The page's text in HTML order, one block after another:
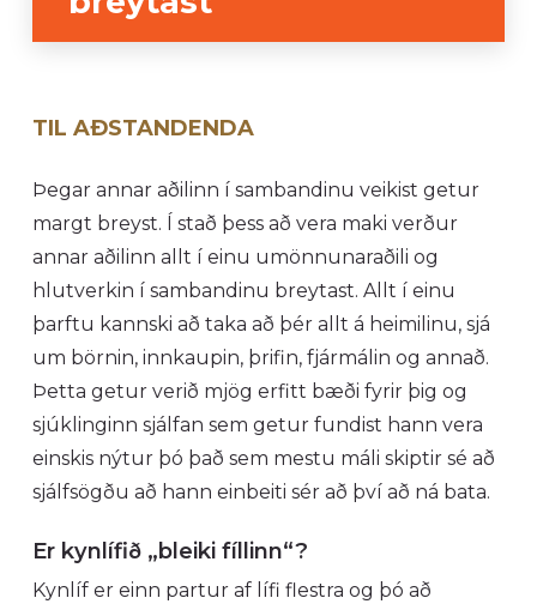
TIL AÐSTANDENDA
Þegar annar aðilinn í sambandinu veikist getur
margt breyst. Í stað þess að vera maki verður
annar aðilinn allt í einu umönnunaraðili og
hlutverkin í sambandinu breytast. Allt í einu
þarftu kannski að taka að þér allt á heimilinu, sjá
um börnin, innkaupin, þrifin, fjármálin og annað.
Þetta getur verið mjög erfitt bæði fyrir þig og
sjúklinginn sjálfan sem getur fundist hann vera
einskis nýtur þó það sem mestu máli skiptir sé að
sjálfsögðu að hann einbeiti sér að því að ná bata.
Er kynlífið „bleiki fíllinn“?
Kynlíf er einn partur af lífi flestra og þó að